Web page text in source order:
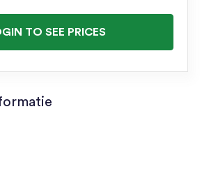
TO SEE PRICES